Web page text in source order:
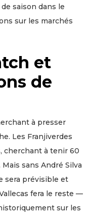
saison dans le
sur les marchés
et
de
à presser
Les Franjiverdes
cherchant à tenir 60
sans André Silva
sera prévisible et
fera le reste —
sur les